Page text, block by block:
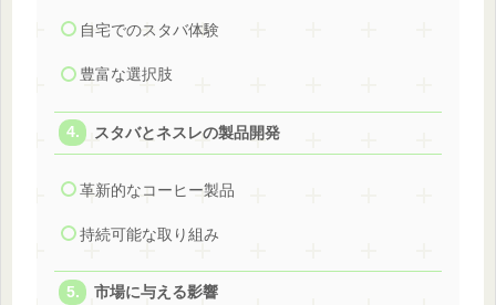
自宅でのスタバ体験
豊富な選択肢
スタバとネスレの製品開発
革新的なコーヒー製品
持続可能な取り組み
市場に与える影響